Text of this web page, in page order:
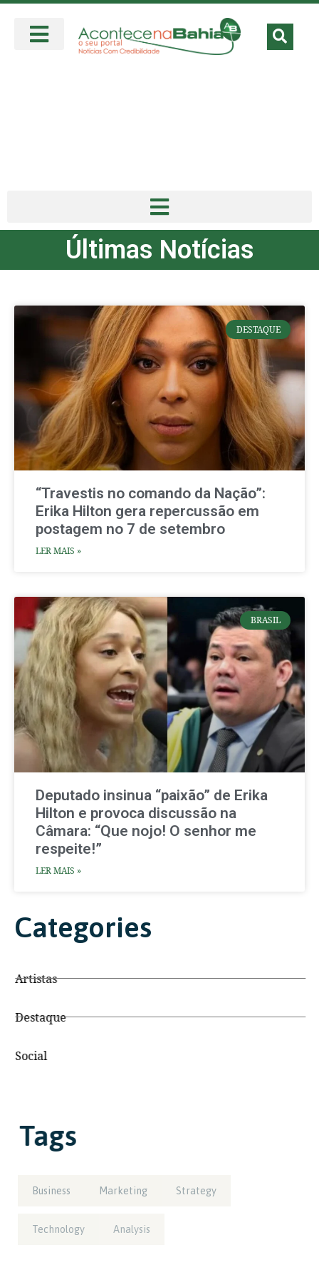
Últimas Notícias
DESTAQUE
“Travestis no comando da Nação”:
Erika Hilton gera repercussão em
postagem no 7 de setembro
LER MAIS »
BRASIL
Deputado insinua “paixão” de Erika
Hilton e provoca discussão na
Câmara: “Que nojo! O senhor me
respeite!”
LER MAIS »
Categories
Artistas
Destaque
Social
Tags
Business Marketing Strategy
Technology Analysis